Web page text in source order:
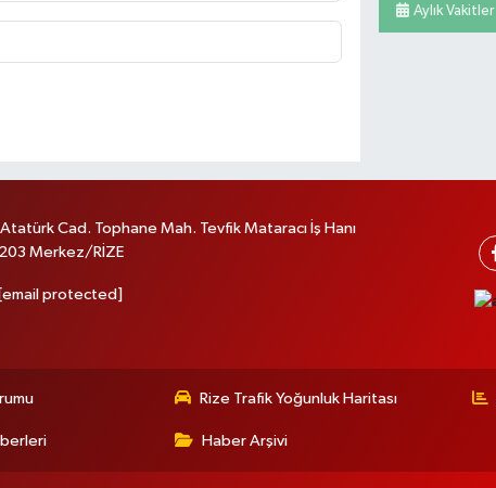
Aylık Vakitler
Atatürk Cad. Tophane Mah. Tevfik Mataracı İş Hanı
Merkez/RİZE
[email protected]
Rize Trafik Yoğunluk Haritası
Haber Arşivi